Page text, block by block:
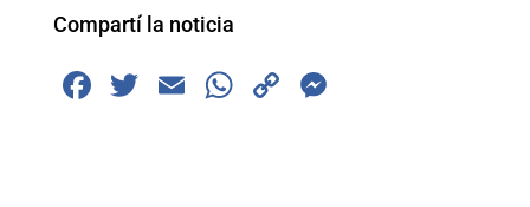
Compartí la noticia
F
T
E
W
C